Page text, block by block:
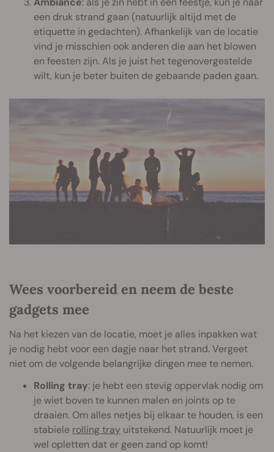
een druk strand gaan (natuurlijk altijd met de
etiquette in gedachten). Afhankelijk van de locatie
vind je misschien ook anderen die aan het blowen
en feesten zijn. Als je juist het tegenovergestelde
wilt, kun je beter buiten de gebaande paden gaan.
Wees voorbereid en neem de beste
gadgets mee
Na het kiezen van de locatie, moet je alles inpakken wat
je nodig hebt voor een dagje naar het strand. Vergeet
niet om de volgende belangrijke dingen mee te nemen.
Rolling tray: je hebt een stevig oppervlak nodig om
je wiet boven te kunnen malen en joints op te
draaien. Om alles netjes bij elkaar te houden, is een
stabiele rolling tray uitstekend. Natuurlijk moet je
wel opletten dat er geen zand op komt!